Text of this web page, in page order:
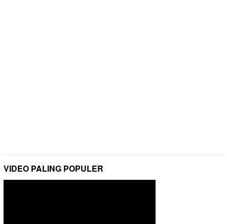
VIDEO PALING POPULER